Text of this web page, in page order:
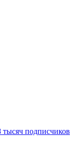
тысяч подписчиков